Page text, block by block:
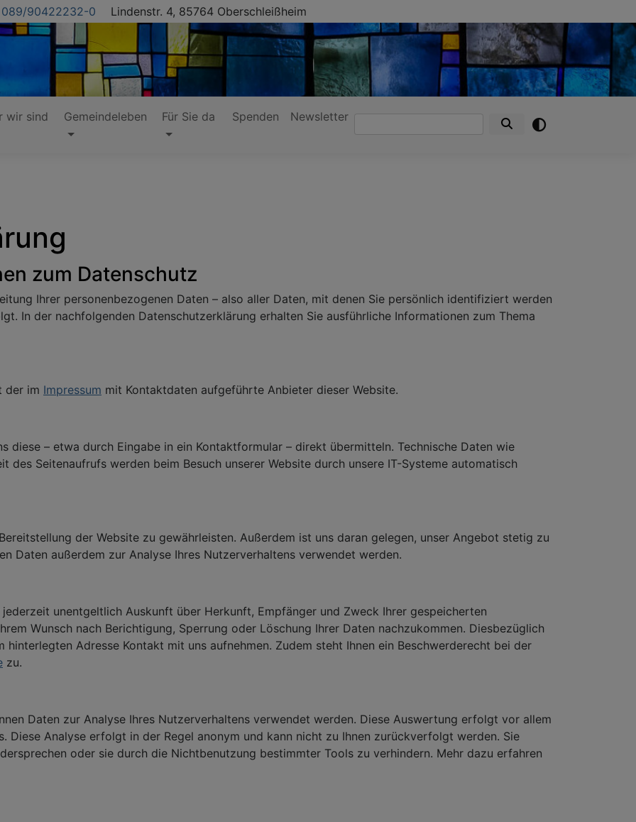
089/90422232-0 Lindenstr. 4, 85764 Oberschleißheim
wir sind Gemeindeleben Für Sie da Spenden NewsletterSuche
zum Datenschutz
Ihrer personenbezogenen Daten – also aller Daten, mit denen Sie persönlich identifiziert werden
In der nachfolgenden Datenschutzerklärung erhalten Sie ausführliche Informationen zum Thema
der im Impressum mit Kontaktdaten aufgeführte Anbieter dieser Website.
diese – etwa durch Eingabe in ein Kontaktformular – direkt übermitteln. Technische Daten wie
des Seitenaufrufs werden beim Besuch unserer Website durch unsere IT-Systeme automatisch
der Website zu gewährleisten. Außerdem ist uns daran gelegen, unser Angebot stetig zu
Daten außerdem zur Analyse Ihres Nutzerverhaltens verwendet werden.
unentgeltlich Auskunft über Herkunft, Empfänger und Zweck Ihrer gespeicherten
Wunsch nach Berichtigung, Sperrung oder Löschung Ihrer Daten nachzukommen. Diesbezüglich
hinterlegten Adresse Kontakt mit uns aufnehmen. Zudem steht Ihnen ein Beschwerderecht bei der
zu.
Daten zur Analyse Ihres Nutzerverhaltens verwendet werden. Diese Auswertung erfolgt vor allem
Diese Analyse erfolgt in der Regel anonym und kann nicht zu Ihnen zurückverfolgt werden. Sie
oder sie durch die Nichtbenutzung bestimmter Tools zu verhindern. Mehr dazu erfahren